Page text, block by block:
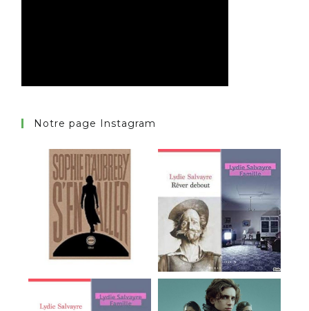
Notre page Instagram